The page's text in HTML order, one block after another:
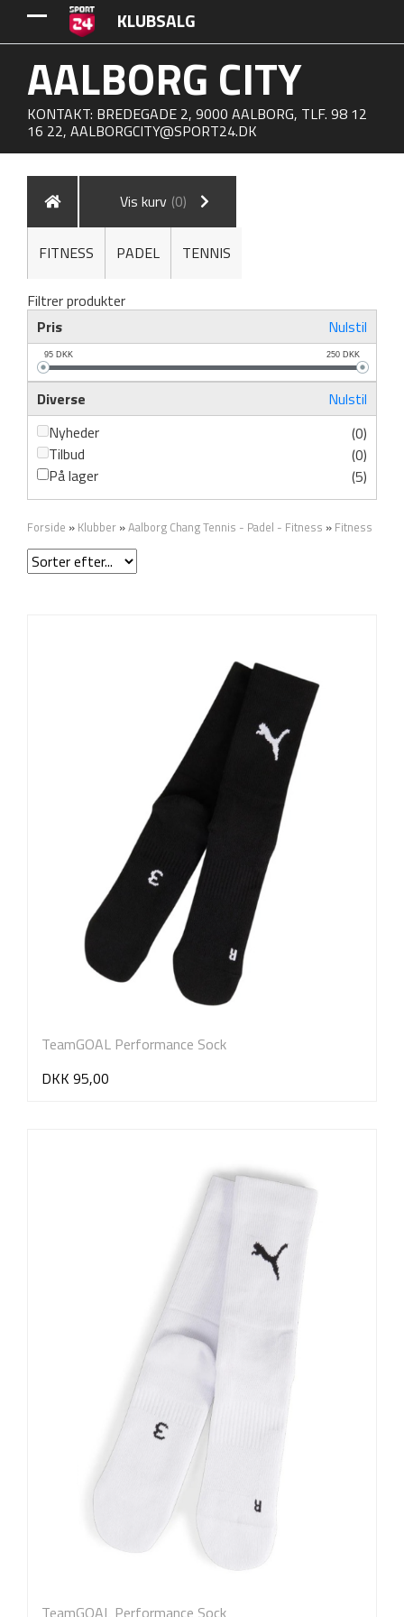
KLUBSALG
AALBORG CITY
KONTAKT: BREDEGADE 2, 9000 AALBORG, TLF. 98 12
16 22, AALBORGCITY@SPORT24.DK
Vis kurv (0)
FITNESS PADEL TENNIS
Filtrer produkter
Pris
Nulstil
95 DKK 250 DKK
Diverse
Nulstil
Nyheder
(0)
Tilbud
(0)
På lager
(5)
Forside » Klubber »Aalborg Chang Tennis - Padel - Fitness » Fitness
TeamGOAL Performance Sock
DKK 95,00